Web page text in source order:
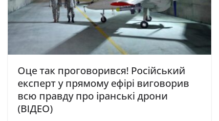
Оце так проговорився! Російський
експерт у прямому ефірі виговорив
всю правду про іранські дрони
(ВІДЕО)